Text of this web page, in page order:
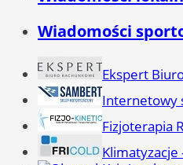
Wiadomości
Ekspert
Internetowy
Fizjoterapia
Klimatyzacje